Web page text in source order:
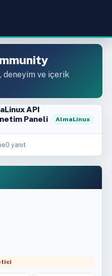
ve içerik
API
Paneli
AlmaLinux
0 yanıt